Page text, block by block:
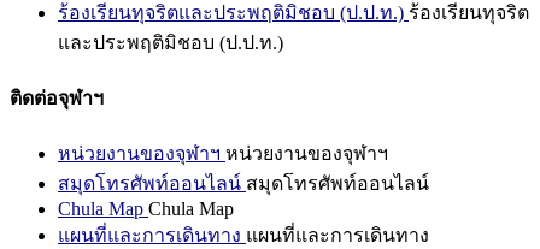
ร้องเรียนทุจริตและประพฤติมิชอบ (ป.ป.ท.) ร้องเรียนทุจริต
และประพฤติมิชอบ (ป.ป.ท.)
ติดต่อจุฬาฯ
หน่วยงานของจุฬาฯ หน่วยงานของจุฬาฯ
สมุดโทรศัพท์ออนไลน์ สมุดโทรศัพท์ออนไลน์
Chula Map Chula Map
แผนที่และการเดินทาง แผนที่และการเดินทาง